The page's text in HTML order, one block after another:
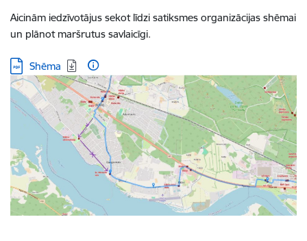
Aicinām iedzīvotājus sekot līdzi satiksmes organizācijas shēmai
un plānot maršrutus savlaicīgi.
Lejupielādēt:
Shēma